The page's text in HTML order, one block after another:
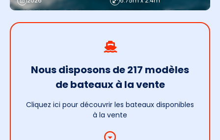
Nous disposons de 217 modèles
de bateaux à la vente
Cliquez ici pour découvrir les bateaux disponibles
à la vente